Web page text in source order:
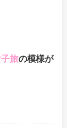
旅の模様が